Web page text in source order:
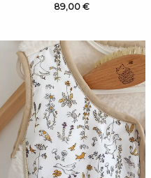
89,00 €